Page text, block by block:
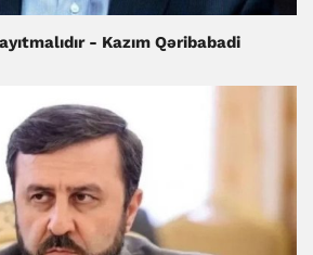
- Kazım Qəribabadi